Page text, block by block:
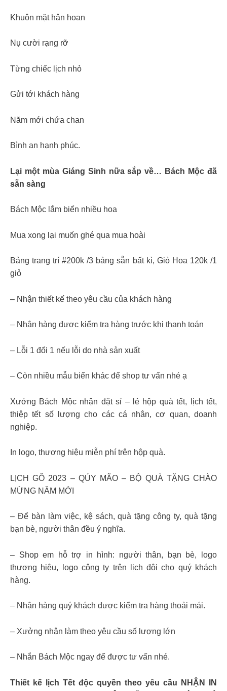
Khuôn mặt hân hoan
Nụ cười rạng rỡ
Từng chiếc lịch nhỏ
Gửi tới khách hàng
Năm mới chứa chan
Bình an hạnh phúc.
Lại một mùa Giáng Sinh nữa sắp về… Bách Mộc đã
sẵn sàng
Bách Mộc lắm biển nhiều hoa
Mua xong lại muốn ghé qua mua hoài
Bảng trang trí #200k /3 bảng sẵn bất kì, Giỏ Hoa 120k /1
giỏ
– Nhận thiết kế theo yêu cầu của khách hàng
– Nhận hàng được kiểm tra hàng trước khi thanh toán
– Lỗi 1 đổi 1 nếu lỗi do nhà sản xuất
– Còn nhiều mẫu biển khác để shop tư vấn nhé ạ
Xưởng Bách Mộc nhận đặt sỉ – lẻ hộp quà tết, lịch tết,
thiệp tết số lượng cho các cá nhân, cơ quan, doanh
nghiệp.
In logo, thương hiệu miễn phí trên hộp quà.
LỊCH GỖ 2023 – QÚY MÃO – BỘ QUÀ TẶNG CHÀO
MỪNG NĂM MỚI
– Để bàn làm việc, kệ sách, quà tặng công ty, quà tặng
bạn bè, người thân đều ý nghĩa.
– Shop em hỗ trợ in hình: người thân, bạn bè, logo
thương hiệu, logo công ty trên lịch đôi cho quý khách
hàng.
– Nhận hàng quý khách được kiểm tra hàng thoải mái.
– Xưởng nhận làm theo yêu cầu số lượng lớn
– Nhắn Bách Mộc ngay để được tư vấn nhé.
Thiết kế lịch Tết độc quyền theo yêu cầu NHẬN IN